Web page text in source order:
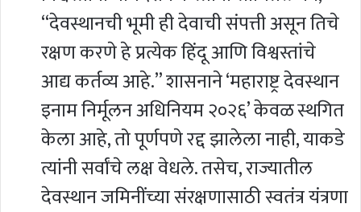
“देवस्थानची भूमी ही देवाची संपत्ती असून तिचे
रक्षण करणे हे प्रत्येक हिंदू आणि विश्वस्तांचे
आद्य कर्तव्य आहे.” शासनाने ‘महाराष्ट्र देवस्थान
इनाम निर्मूलन अधिनियम २०२६’ केवळ स्थगित
केला आहे, तो पूर्णपणे रद्द झालेला नाही, याकडे
त्यांनी सर्वांचे लक्ष वेधले. तसेच, राज्यातील
देवस्थान जमिनींच्या संरक्षणासाठी स्वतंत्र यंत्रणा